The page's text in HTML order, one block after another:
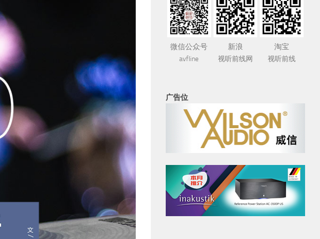
微信公众号
avfline
新浪
视听前线网
淘宝
视听前线
广告位